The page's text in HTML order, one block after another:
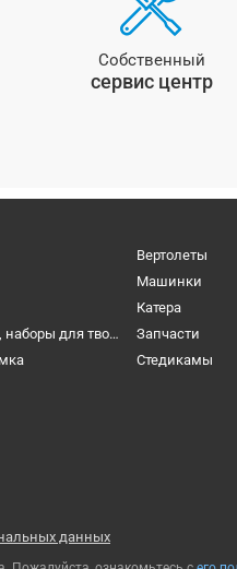
Собственный
сервис центр
Вертолеты
Машинки
Катера
Конструкторы, наборы для творчества и настольные игры
Запчасти
Cтедикамы
данных